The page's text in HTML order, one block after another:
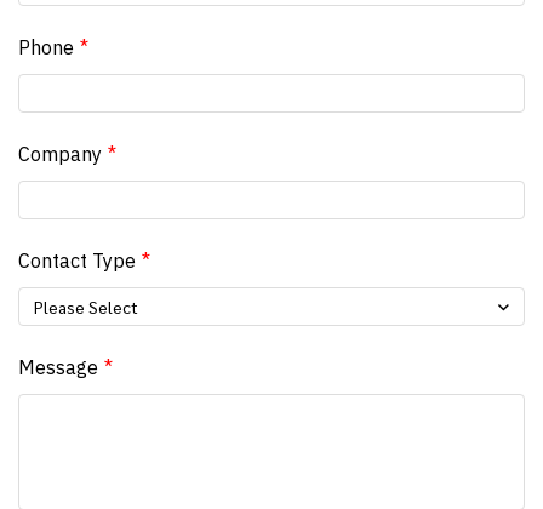
Phone
Company
Contact Type
Please Select
Message